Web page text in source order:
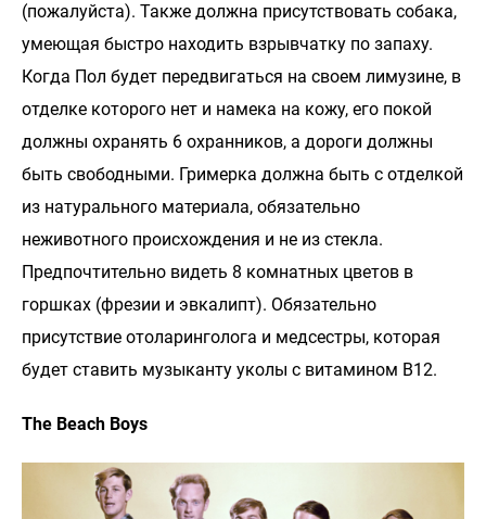
(пожалуйста). Также должна присутствовать собака,
умеющая быстро находить взрывчатку по запаху.
Когда Пол будет передвигаться на своем лимузине, в
отделке которого нет и намека на кожу, его покой
должны охранять 6 охранников, а дороги должны
быть свободными. Гримерка должна быть с отделкой
из натурального материала, обязательно
неживотного происхождения и не из стекла.
Предпочтительно видеть 8 комнатных цветов в
горшках (фрезии и эвкалипт). Обязательно
присутствие отоларинголога и медсестры, которая
будет ставить музыканту уколы с витамином В12.
The Beach Boys